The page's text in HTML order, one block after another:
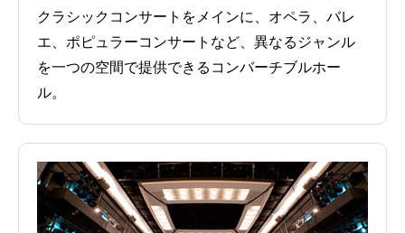
クラシックコンサートをメインに、オペラ、バレ
エ、ポピュラーコンサートなど、異なるジャンル
を一つの空間で提供できるコンバーチブルホー
ル。